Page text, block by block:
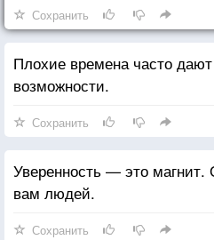
Сохранить
Плохие времена часто
возможности.
Сохранить
Уверенность — это магнит.
вам людей.
Сохранить